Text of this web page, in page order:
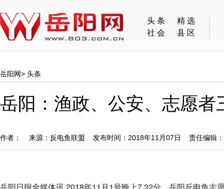
头条
精选
社会
县区
岳阳网> 头条
岳阳：渔政、公安、志愿
作者： 来源：反电鱼联盟 发布时间：2018年11月07日 责任编辑：